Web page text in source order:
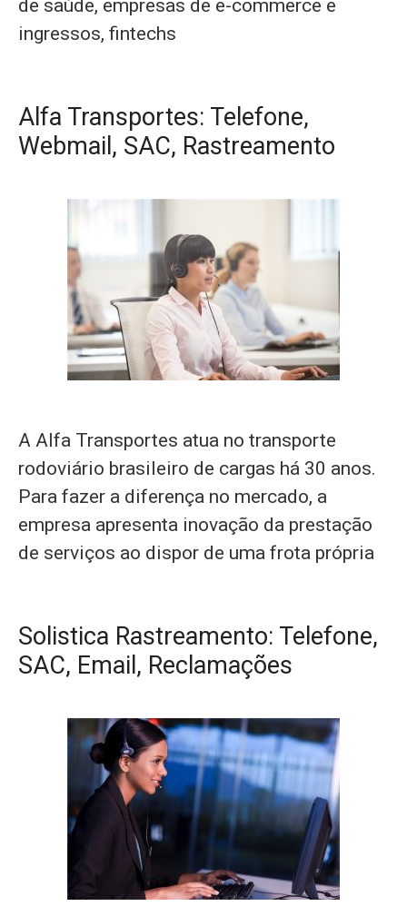
de saúde, empresas de e-commerce e
ingressos, fintechs
Alfa Transportes: Telefone,
Webmail, SAC, Rastreamento
A Alfa Transportes atua no transporte
rodoviário brasileiro de cargas há 30 anos.
Para fazer a diferença no mercado, a
empresa apresenta inovação da prestação
de serviços ao dispor de uma frota própria
Solistica Rastreamento: Telefone,
SAC, Email, Reclamações